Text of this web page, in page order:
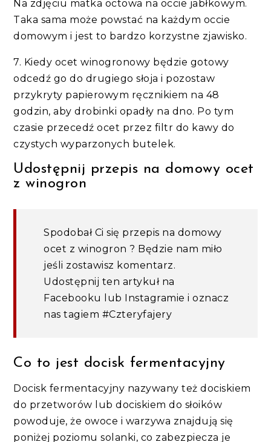
Na zdjęciu matka octowa na occie jabłkowym.
Taka sama może powstać na każdym occie
domowym i jest to bardzo korzystne zjawisko.
7. Kiedy ocet winogronowy będzie gotowy
odcedź go do drugiego słoja i pozostaw
przykryty papierowym ręcznikiem na 48
godzin, aby drobinki opadły na dno. Po tym
czasie przecedź ocet przez filtr do kawy do
czystych wyparzonych butelek.
Udostępnij przepis na domowy ocet
z winogron
Spodobał Ci się przepis na domowy
ocet z winogron ? Będzie nam miło
jeśli zostawisz komentarz.
Udostępnij ten artykuł na
Facebooku lub Instagramie i oznacz
nas tagiem #Czteryfajery
Co to jest docisk fermentacyjny
Docisk fermentacyjny nazywany też dociskiem
do przetworów lub dociskiem do słoików
powoduje, że owoce i warzywa znajdują się
poniżej poziomu solanki, co zabezpiecza je